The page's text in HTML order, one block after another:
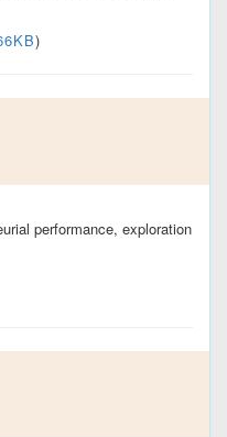
)
performance, exploration